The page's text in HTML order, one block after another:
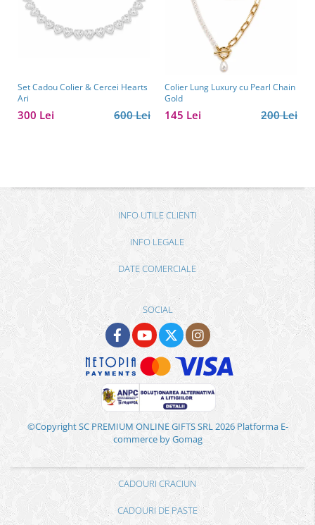
Set Cadou Colier & Cercei Hearts
Ari
600 Lei
300 Lei
Colier Lung Luxury cu Pearl Chain
Gold
200 Lei
145 Lei
INFO UTILE CLIENTI
INFO LEGALE
DATE COMERCIALE
SOCIAL
©Copyright SC PREMIUM ONLINE GIFTS SRL 2026 Platforma E-
commerce by Gomag
CADOURI CRACIUN
CADOURI DE PASTE